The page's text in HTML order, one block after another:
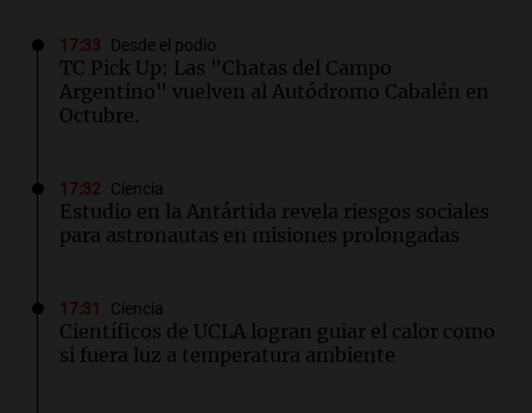
17:33 Desde el podio
TC Pick Up: Las "Chatas del Campo
Argentino" vuelven al Autódromo Cabalén en
Octubre.
17:32 Ciencia
Estudio en la Antártida revela riesgos sociales
para astronautas en misiones prolongadas
17:31 Ciencia
Científicos de UCLA logran guiar el calor como
si fuera luz a temperatura ambiente